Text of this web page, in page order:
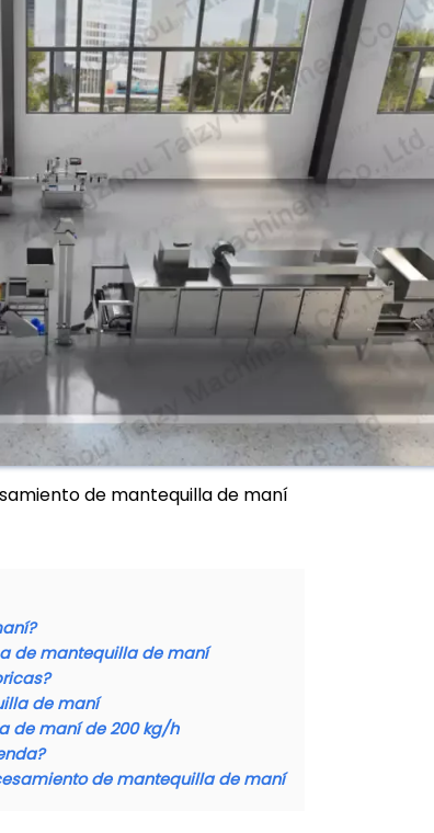
de mantequilla de maní
de mantequilla de maní
de maní
de maní de 200 kg/h
de mantequilla de maní